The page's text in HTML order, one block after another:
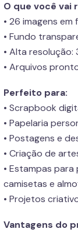
O que você vai
• 26 imagens em
• Fundo
• Alta resolução:
• Arquivos
Perfeito para:
• Scrapbook
• Papelaria
• Postagens e
• Criação de
• Estampas
camisetas e
• Projetos
Vantagens do